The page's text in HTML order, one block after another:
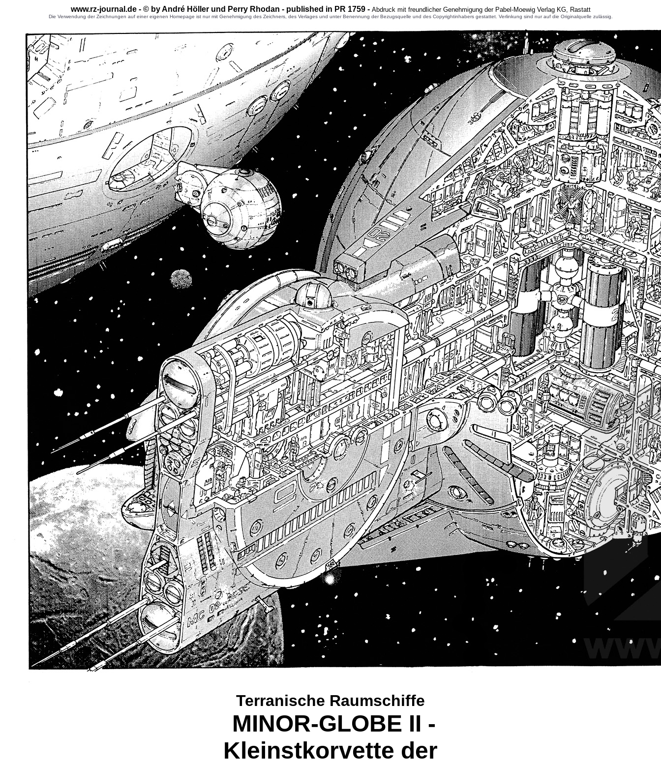
www.rz-journal.de - © by André Höller und Perry Rhodan - published in PR 1759 - Abdruck mit freundlicher Genehmigung der Pabel-Moewig Verlag KG, Rastatt
Die Verwendung der Zeichnungen auf einer eigenen Homepage ist nur mit Genehmigung des Zeichners, des Verlages und unter Benennung der Bezugsquelle und des Copyrightinhabers gestattet. Verlinkung sind nur auf die Originalquelle zulässig.
Terranische Raumschiffe
MINOR-GLOBE II -
Kleinstkorvette der